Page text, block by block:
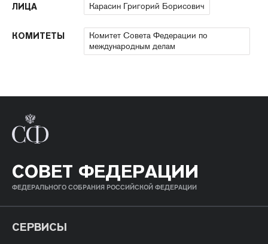
ЛИЦА Карасин Григорий Борисович
КОМИТЕТЫ
Комитет Совета Федерации по
международным делам
СОВЕТ ФЕДЕРАЦИИ
ФЕДЕРАЛЬНОГО СОБРАНИЯ РОССИЙСКОЙ ФЕДЕРАЦИИ
СЕРВИСЫ